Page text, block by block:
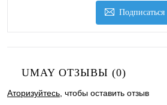
Подписаться
UMAY ОТЗЫВЫ (0)
Аторизуйтесь , чтобы оставить отзыв